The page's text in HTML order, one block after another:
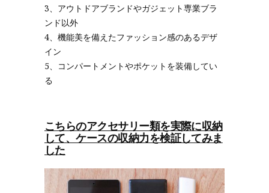
3、アウトドアブランドやガジェット専業ブラ
ンド以外
4、機能美を備えたファッション感のあるデザ
イン
5、コンパートメントやポケットを装備してい
る
こちらのアクセサリー類を実際に収納
して、ケースの収納力を検証してみま
した